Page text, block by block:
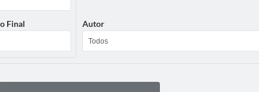
Final Autor